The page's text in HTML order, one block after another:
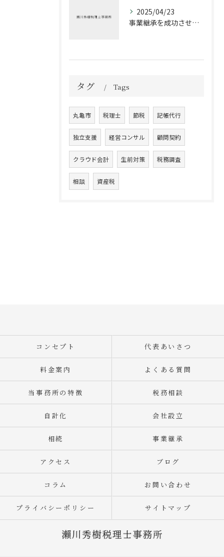
2025/04/23
事業継承を成功させるための税務戦略
タグ Tags
丸亀市 税理士 節税 記帳代行
独立支援 経営コンサル 顧問契約
クラウド会計 生前対策 税務調査
相談 資産税
コンセプト 代表あいさつ
料金案内 よくある質問
当事務所の特徴 税務相談
自計化 会社設立
相続 事業継承
アクセス ブログ
コラム お問い合わせ
プライバシーポリシー サイトマップ